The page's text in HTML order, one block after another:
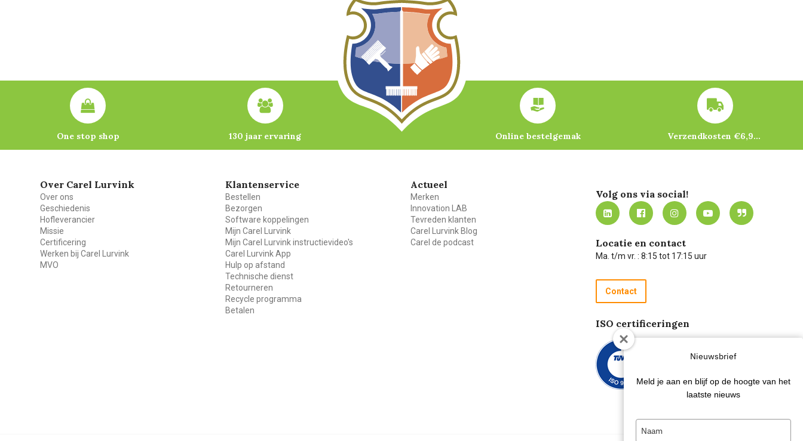
One stop shop 130 jaar ervaring Online bestelgemak Verzendkosten €6,95 – gratis bij je eerste bestelling vanaf €200
Over Carel Lurvink
Over ons
Geschiedenis
Hofleverancier
Missie
Certificering
Werken bij Carel Lurvink
MVO
Klantenservice
Bestellen
Bezorgen
Software koppelingen
Mijn Carel Lurvink
Mijn Carel Lurvink instructievideo's
Carel Lurvink App
Hulp op afstand
Technische dienst
Retourneren
Recycle programma
Betalen
Actueel
Merken
Innovation LAB
Tevreden klanten
Carel Lurvink Blog
Carel de podcast
Volg ons via social!
Locatie en contact
Ma. t/m vr. : 8:15 tot 17:15 uur
Contact
ISO certificeringen
Nieuwsbrief
Meld je aan en blijf op de hoogte van het
laatste nieuws